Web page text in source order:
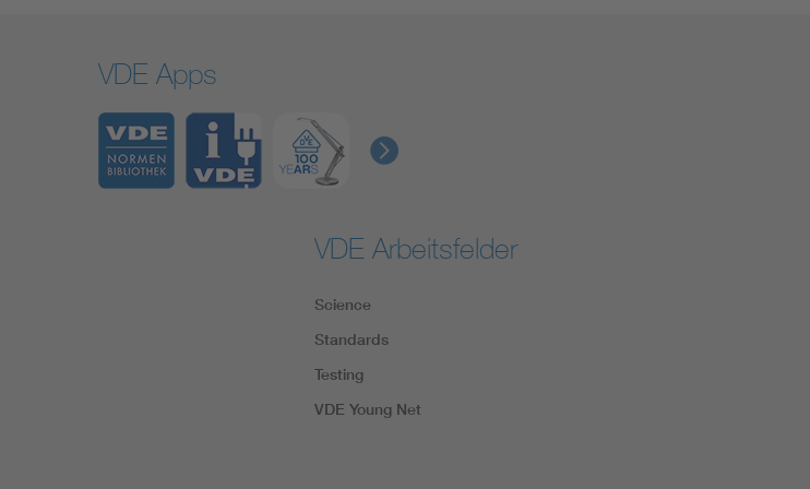
VDE Apps
VDE Arbeitsfelder
Science
Standards
Testing
VDE Young Net